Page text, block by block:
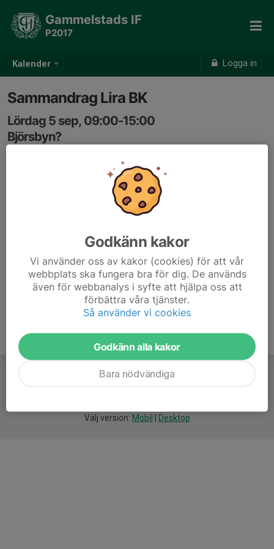
Kalender Logga in
Gammelstads IF
P2017
Sammandrag Lira BK
Lördag 5 sep, 09:00-15:00
Björsbyn?
Samling: 08:30, Björsbyn?
Anmälan är öppen för lagets medlemmar.
Välj version: Mobil Desktop
Godkänn kakor
Vi använder oss av kakor (cookies) för att vår
webbplats ska fungera bra för dig. De används
även för webbanalys i syfte att hjälpa oss att
förbättra våra tjänster.
Så använder vi cookies
Godkänn alla kakor
Bara nödvändiga